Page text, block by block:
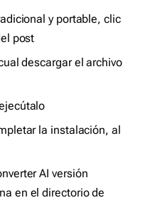
y portable, clic
post
descargar el archivo
la instalación, al
AI versión
en el directorio de